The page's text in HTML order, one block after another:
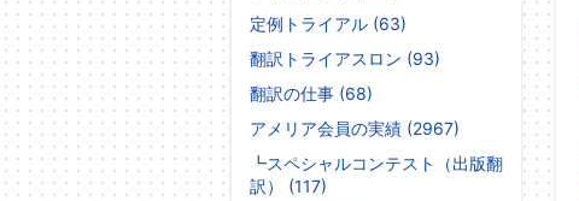
定例トライアル (63)
翻訳トライアスロン (93)
翻訳の仕事 (68)
アメリア会員の実績 (2967)
┗スペシャルコンテスト（出版翻
訳） (117)